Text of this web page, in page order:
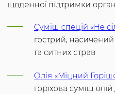
щоденної підтримки
Суміш спецій «Не
гострий, насичений
та ситних страв
Олія «Міцний
горіхова суміш